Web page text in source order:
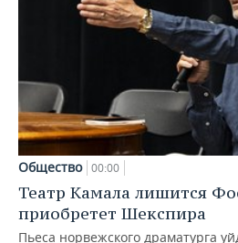
Общество 00:00
Театр Камала лишится
приобретет Шекспира
Пьеса норвежского драматурга